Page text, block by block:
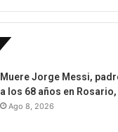
Muere Jorge Messi,
a los 68 años en
Ago 8, 2026